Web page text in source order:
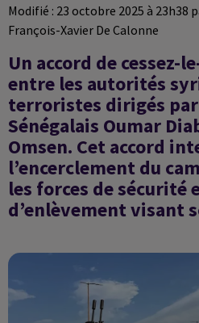
Modifié : 23 octobre 2025 à 23h38
François-Xavier De Calonne
Un accord de cessez-
entre les autorités
terroristes dirigés par
Sénégalais Oumar
Omsen. Cet accord
l’encerclement du
les forces de sécurité
d’enlèvement visant